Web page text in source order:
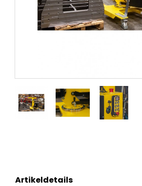
Artikeldetails